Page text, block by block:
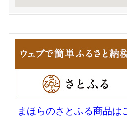
まほらのさとふる商品は